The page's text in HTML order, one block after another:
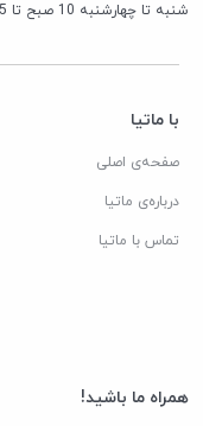
شنبه تا چهارشنبه 10 صبح تا 5 عصر و پنجشنبه 10 صبح تا 1 بعد از ظهر
با ماتیا
صفحه‌ی اصلی
درباره‌ی ماتیا
تماس با ماتیا
همراه ما باشید!